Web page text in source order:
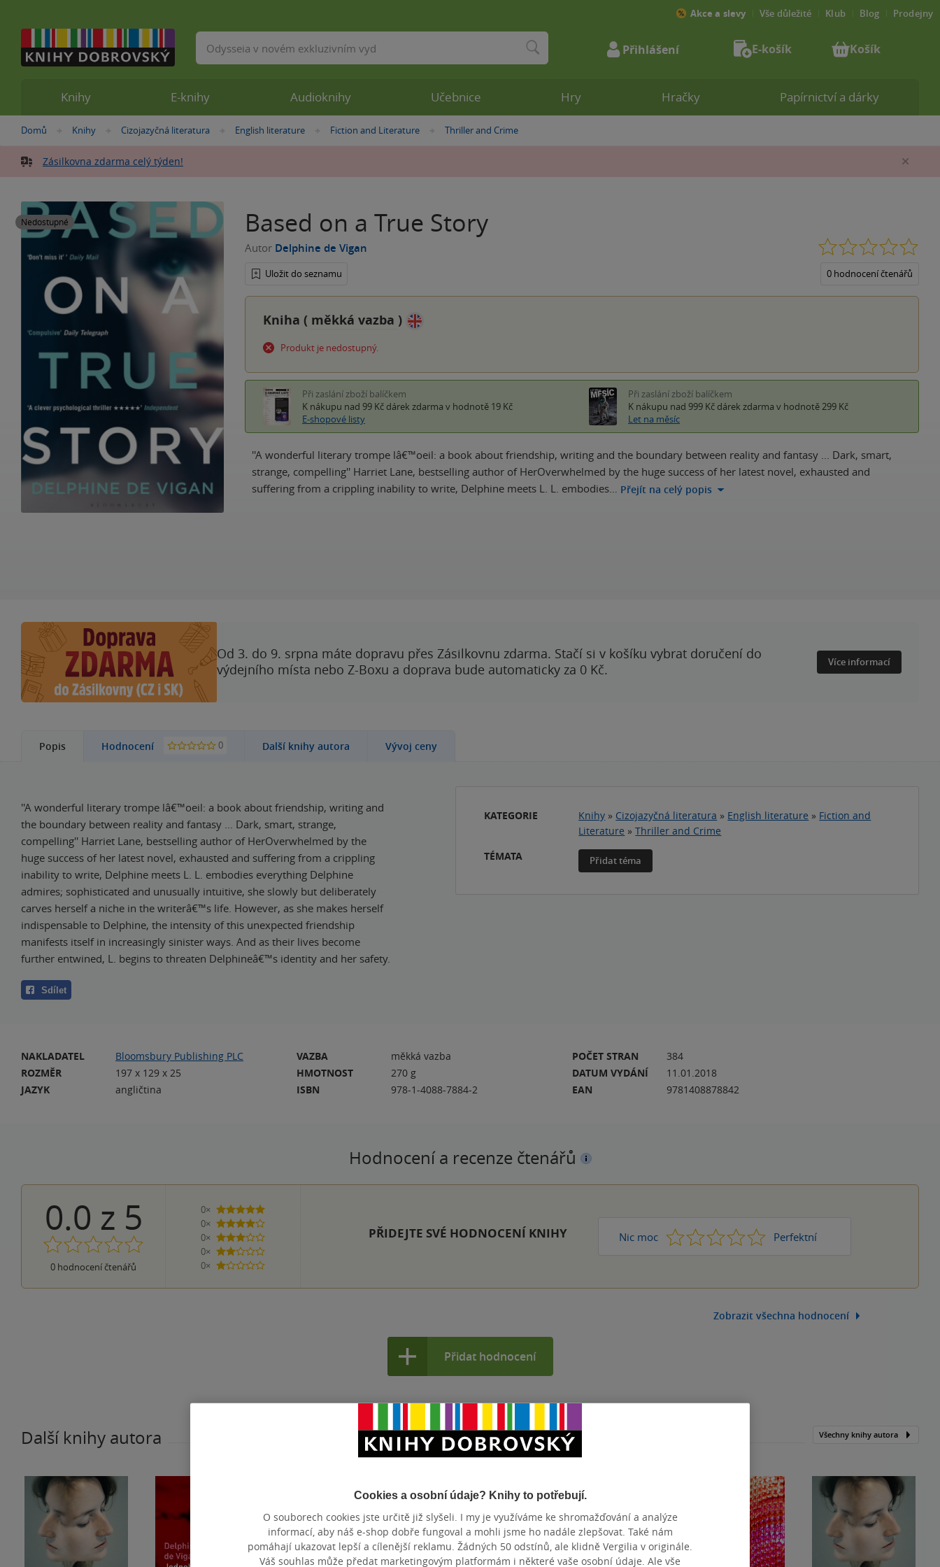
Nacházíte
zde:
Domů »
Knihy »
Cizojazyčná literatura »
English literature »Fiction and Literature »
Thriller and Crime
Zásilkovna zdarma celý týden!
Nedostupné Based on a True Story
Autor Delphine de Vigan
Uložit do seznamu 0 hodnocení čtenářů
Kniha ( měkká vazba )
Produkt je nedostupný.
Při zaslání zboží balíčkem
K nákupu nad 99 Kč dárek zdarma v hodnotě 19 Kč
E-shopové listy
Při zaslání zboží balíčkem
K nákupu nad 999 Kč dárek zdarma v hodnotě 299 Kč
Let na měsíc
''A wonderful literary trompe lâ€™oeil: a book about friendship, writing and the boundary between reality and fantasy ... Dark, smart,
strange, compelling'' Harriet Lane, bestselling author of HerOverwhelmed by the huge success of her latest novel, exhausted and
suffering from a crippling inability to write, Delphine meets L. L. embodies… Přejít na celý popis
Od 3. do 9. srpna máte dopravu přes Zásilkovnu zdarma. Stačí si v košíku vybrat doručení do
výdejního místa nebo Z-Boxu a doprava bude automaticky za 0 Kč.
Více informací
Popis Hodnocení 0 Další knihy autora Vývoj ceny
''A wonderful literary trompe lâ€™oeil: a book about friendship, writing and
the boundary between reality and fantasy ... Dark, smart, strange,
compelling'' Harriet Lane, bestselling author of HerOverwhelmed by the
huge success of her latest novel, exhausted and suffering from a crippling
inability to write, Delphine meets L. L. embodies everything Delphine
admires; sophisticated and unusually intuitive, she slowly but deliberately
carves herself a niche in the writerâ€™s life. However, as she makes herself
indispensable to Delphine, the intensity of this unexpected friendship
manifests itself in increasingly sinister ways. And as their lives become
further entwined, L. begins to threaten Delphineâ€™s identity and her safety.
Sdílet
KATEGORIE Knihy » Cizojazyčná literatura » English literature » Fiction and
Literature »Thriller and Crime
TÉMATA
Přidat téma
NAKLADATEL
Bloomsbury Publishing PLC
ROZMĚR
197 x 129 x 25
JAZYK
angličtina
VAZBA
měkká vazba
HMOTNOST
270 g
ISBN
978-1-4088-7884-2
POČET STRAN
384
DATUM VYDÁNÍ
11.01.2018
EAN
9781408878842
Hodnocení a recenze čtenářů
0.0 z 5
0 hodnocení čtenářů
0×
5 hvězdiček
0×
4 hvězdičky
0×
3 hvězdičky
0×
2 hvězdičky
0×
1 hvezdička
PŘIDEJTE SVÉ HODNOCENÍ KNIHY Nic moc 1 2 3 4 Perfektní
5
Zobrazit všechna hodnocení
Přidat hodnocení
Další knihy autora Všechny knihy autora
Knihy E-knihy Audioknihy Učebnice Hry Hračky Papírnictví a dárky
Akce a slevy Vše důležité Klub Blog Prodejny
Vyhledávání Přihlášení E-košík Košík
Cookies a osobní údaje? Knihy to potřebují.
O souborech cookies jste určitě již slyšeli. I my je využíváme ke shromažďování a analýze
informací, aby náš e-shop dobře fungoval a mohli jsme ho nadále zlepšovat. Také nám
pomáhají ukazovat lepší a cílenější reklamu. Žádných 50 odstínů, ale klidně Vergilia v originále.
Váš souhlas může předat marketingovým platformám i některé vaše osobní údaje. Ale vše